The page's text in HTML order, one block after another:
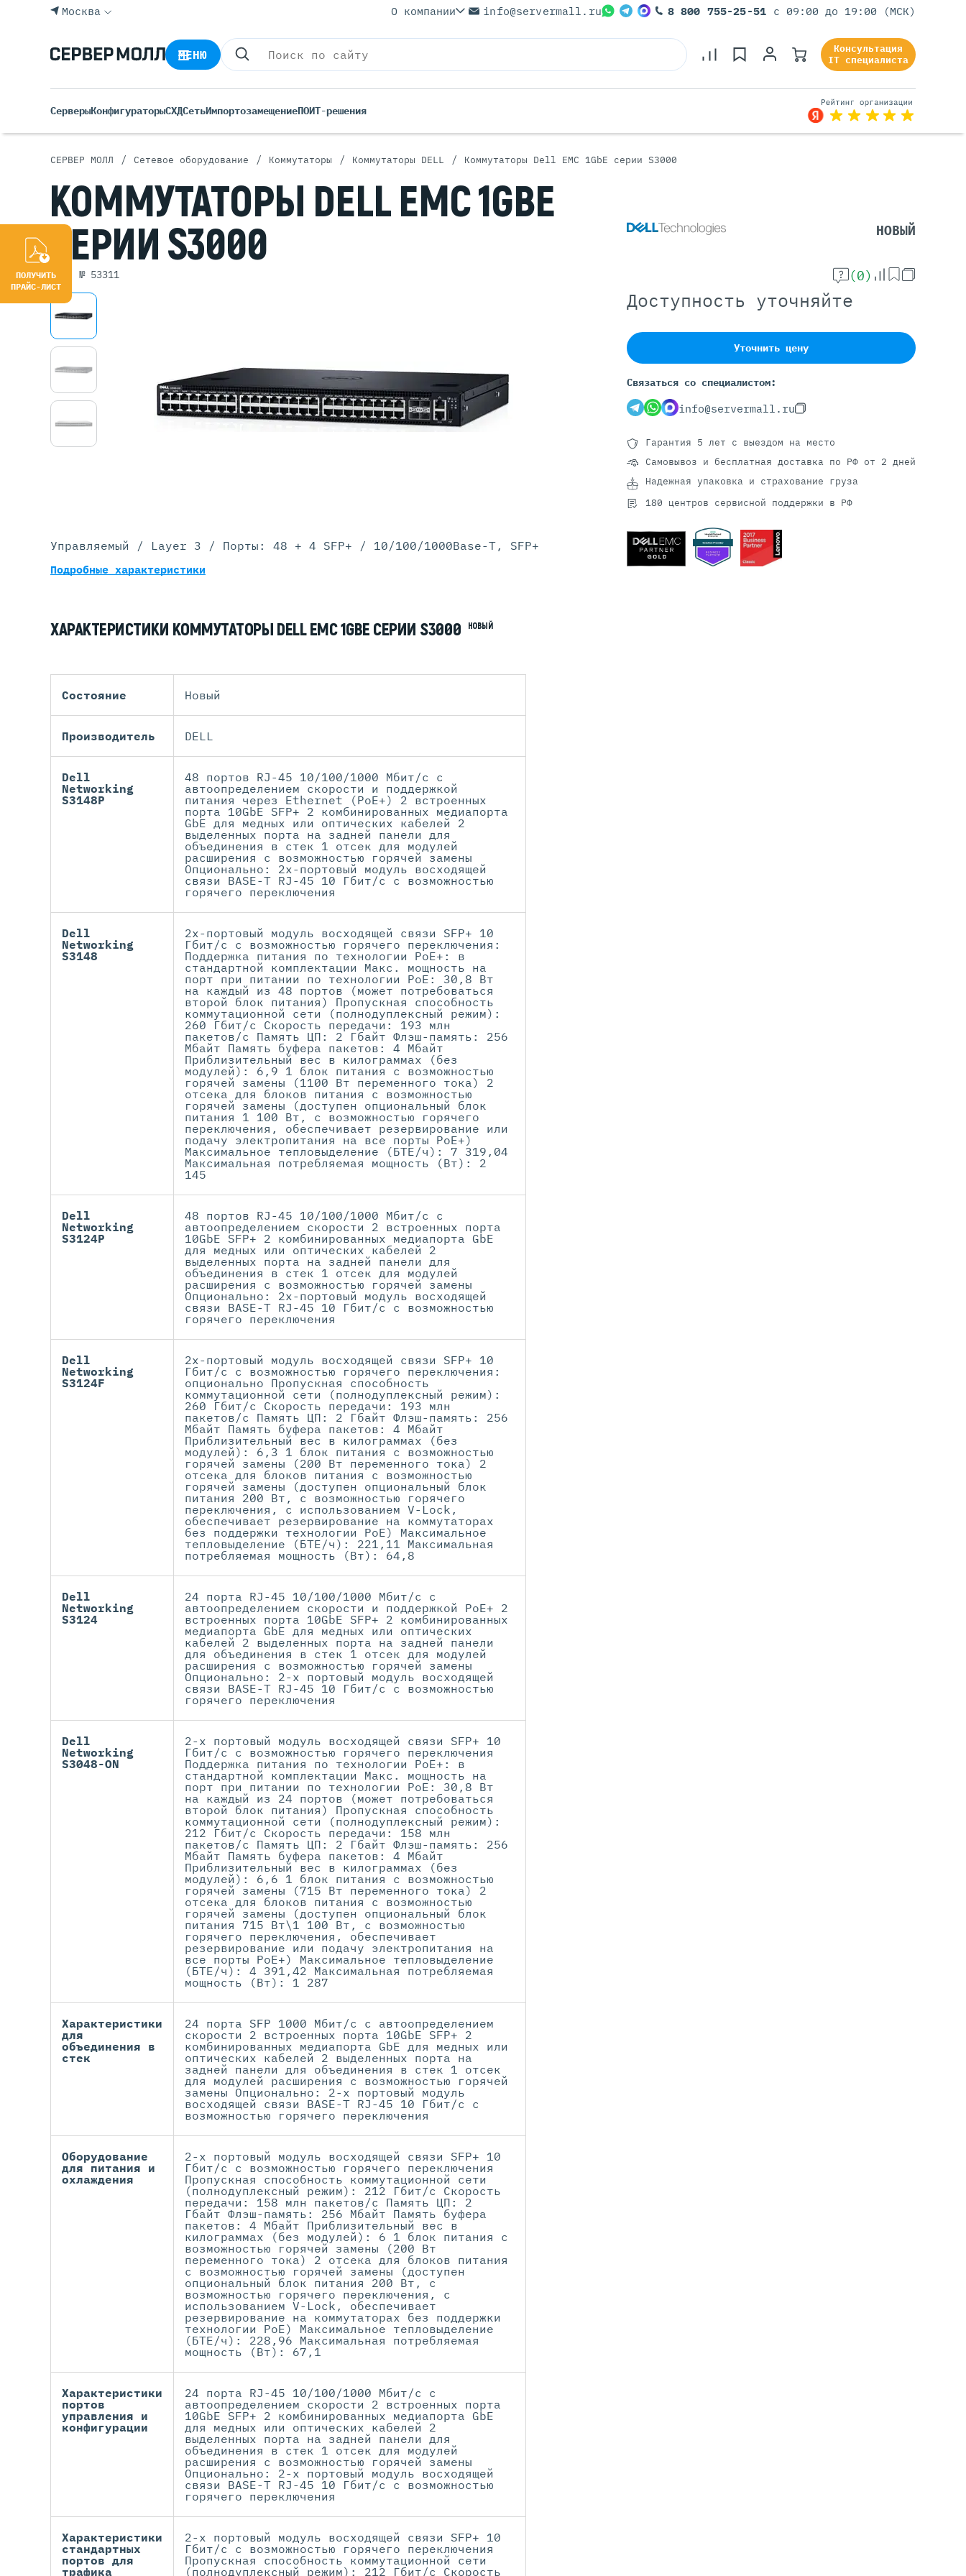
Rack Серверы
Tower Серверы
Серверы Lenovo
Серверы XFusion
Серверы Huawei Atlas
Серверы Для Офиса
Серверы Для Виртуализации
Серверы DELL
DELL G17
DELL G16
Серверы HP
HPE Gen12
HPE Gen11
С GPU AMD
С 4 GPU
С 8 GPU
Москва О компании info@servermall.ru 8 800 755-25-51 с 09:00 до 19:00 (МСК)
МЕНЮ
Консультация
IT специалиста
СерверыКонфигураторыСХДСетьИмпортозамещениеПОИТ-решения
СЕРВЕР МОЛЛ / Сетевое оборудование / Коммутаторы / Коммутаторы DELL / Коммутаторы Dell EMC 1GbE серии S3000
КОММУТАТОРЫ DELL EMC 1GBE
СЕРИИS3000
арт. № 53311
НОВЫЙ
(0)
Доступность уточняйте
Уточнить цену
Связаться со специалистом:
info@servermall.ru
Гарантия 5 лет с выездом на место
Самовывоз и бесплатная доставка по РФ от 2 дней
Надежная упаковка и страхование груза
180 центров сервисной поддержки в РФ
Управляемый / Layer 3 / Порты: 48 + 4 SFP+ / 10/100/1000Base-T, SFP+
Подробные характеристики
ХАРАКТЕРИСТИКИ КОММУТАТОРЫ DELL EMC 1GBE СЕРИИ S3000 НОВЫЙ
Состояние Новый
Производитель DELL
Dell
Networking
S3148P
48 портов RJ-45 10/100/1000 Мбит/с с
автоопределением скорости и поддержкой
питания через Ethernet (PoE+) 2 встроенных
порта 10GbE SFP+ 2 комбинированных медиапорта
GbE для медных или оптических кабелей 2
выделенных порта на задней панели для
объединения в стек 1 отсек для модулей
расширения с возможностью горячей замены
Опционально: 2х-портовый модуль восходящей
связи BASE-T RJ-45 10 Гбит/с с возможностью
горячего переключения
Dell
Networking
S3148
2х-портовый модуль восходящей связи SFP+ 10
Гбит/с с возможностью горячего переключения:
Поддержка питания по технологии PoE+: в
стандартной комплектации Макс. мощность на
порт при питании по технологии PoE: 30,8 Вт
на каждый из 48 портов (может потребоваться
второй блок питания) Пропускная способность
коммутационной сети (полнодуплексный режим):
260 Гбит/с Скорость передачи: 193 млн
пакетов/с Память ЦП: 2 Гбайт Флэш-память: 256
Мбайт Память буфера пакетов: 4 Мбайт
Приблизительный вес в килограммах (без
модулей): 6,9 1 блок питания с возможностью
горячей замены (1100 Вт переменного тока) 2
отсека для блоков питания с возможностью
горячей замены (доступен опциональный блок
питания 1 100 Вт, с возможностью горячего
переключения, обеспечивает резервирование или
подачу электропитания на все порты PoE+)
Максимальное тепловыделение (БТЕ/ч): 7 319,04
Максимальная потребляемая мощность (Вт): 2
145
Dell
Networking
S3124P
48 портов RJ-45 10/100/1000 Мбит/с с
автоопределением скорости 2 встроенных порта
10GbE SFP+ 2 комбинированных медиапорта GbE
для медных или оптических кабелей 2
выделенных порта на задней панели для
объединения в стек 1 отсек для модулей
расширения с возможностью горячей замены
Опционально: 2х-портовый модуль восходящей
связи BASE-T RJ-45 10 Гбит/с с возможностью
горячего переключения
Dell
Networking
S3124F
2х-портовый модуль восходящей связи SFP+ 10
Гбит/с с возможностью горячего переключения:
опционально Пропускная способность
коммутационной сети (полнодуплексный режим):
260 Гбит/с Скорость передачи: 193 млн
пакетов/с Память ЦП: 2 Гбайт Флэш-память: 256
Мбайт Память буфера пакетов: 4 Мбайт
Приблизительный вес в килограммах (без
модулей): 6,3 1 блок питания с возможностью
горячей замены (200 Вт переменного тока) 2
отсека для блоков питания с возможностью
горячей замены (доступен опциональный блок
питания 200 Вт, с возможностью горячего
переключения, с использованием V-Lock,
обеспечивает резервирование на коммутаторах
без поддержки технологии PoE) Максимальное
тепловыделение (БТЕ/ч): 221,11 Максимальная
потребляемая мощность (Вт): 64,8
Dell
Networking
S3124
24 порта RJ-45 10/100/1000 Мбит/с с
автоопределением скорости и поддержкой PoE+ 2
встроенных порта 10GbE SFP+ 2 комбинированных
медиапорта GbE для медных или оптических
кабелей 2 выделенных порта на задней панели
для объединения в стек 1 отсек для модулей
расширения с возможностью горячей замены
Опционально: 2-х портовый модуль восходящей
связи BASE-T RJ-45 10 Гбит/с с возможностью
горячего переключения
Dell
Networking
S3048-ON
2-х портовый модуль восходящей связи SFP+ 10
Гбит/с с возможностью горячего переключения
Поддержка питания по технологии PoE+: в
стандартной комплектации Макс. мощность на
порт при питании по технологии PoE: 30,8 Вт
на каждый из 24 портов (может потребоваться
второй блок питания) Пропускная способность
коммутационной сети (полнодуплексный режим):
212 Гбит/с Скорость передачи: 158 млн
пакетов/с Память ЦП: 2 Гбайт Флэш-память: 256
Мбайт Память буфера пакетов: 4 Мбайт
Приблизительный вес в килограммах (без
модулей): 6,6 1 блок питания с возможностью
горячей замены (715 Вт переменного тока) 2
отсека для блоков питания с возможностью
горячей замены (доступен опциональный блок
питания 715 Вт\1 100 Вт, с возможностью
горячего переключения, обеспечивает
резервирование или подачу электропитания на
все порты PoE+) Максимальное тепловыделение
(БТЕ/ч): 4 391,42 Максимальная потребляемая
мощность (Вт): 1 287
Характеристики
для
объединения в
стек
24 порта SFP 1000 Мбит/с с автоопределением
скорости 2 встроенных порта 10GbE SFP+ 2
комбинированных медиапорта GbE для медных или
оптических кабелей 2 выделенных порта на
задней панели для объединения в стек 1 отсек
для модулей расширения с возможностью горячей
замены Опционально: 2-х портовый модуль
восходящей связи BASE-T RJ-45 10 Гбит/с с
возможностью горячего переключения
Оборудование
для питания и
охлаждения
2-х портовый модуль восходящей связи SFP+ 10
Гбит/с с возможностью горячего переключения
Пропускная способность коммутационной сети
(полнодуплексный режим): 212 Гбит/с Скорость
передачи: 158 млн пакетов/с Память ЦП: 2
Гбайт Флэш-память: 256 Мбайт Память буфера
пакетов: 4 Мбайт Приблизительный вес в
килограммах (без модулей): 6 1 блок питания с
возможностью горячей замены (200 Вт
переменного тока) 2 отсека для блоков питания
с возможностью горячей замены (доступен
опциональный блок питания 200 Вт, с
возможностью горячего переключения, с
использованием V-Lock, обеспечивает
резервирование на коммутаторах без поддержки
технологии PoE) Максимальное тепловыделение
(БТЕ/ч): 228,96 Максимальная потребляемая
мощность (Вт): 67,1
Характеристики
портов
управления и
конфигурации
24 порта RJ-45 10/100/1000 Мбит/с с
автоопределением скорости 2 встроенных порта
10GbE SFP+ 2 комбинированных медиапорта GbE
для медных или оптических кабелей 2
выделенных порта на задней панели для
объединения в стек 1 отсек для модулей
расширения с возможностью горячей замены
Опционально: 2-х портовый модуль восходящей
связи BASE-T RJ-45 10 Гбит/с с возможностью
горячего переключения
Характеристики
стандартных
портов для
трафика
2-х портовый модуль восходящей связи SFP+ 10
Гбит/с с возможностью горячего переключения
Пропускная способность коммутационной сети
(полнодуплексный режим): 212 Гбит/с Скорость
ПОЛУЧИТЬ
ПРАЙС-ЛИСТ